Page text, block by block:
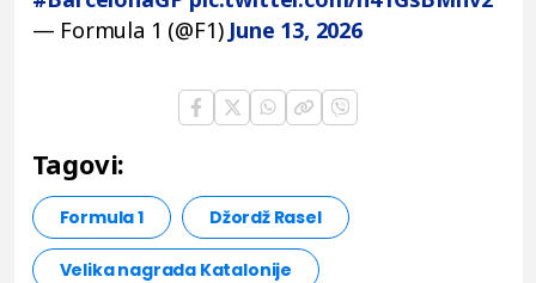
— Formula 1 (@F1) June 13, 2026
Tagovi:
Formula 1 Džordž Rasel
Velika nagrada Katalonije